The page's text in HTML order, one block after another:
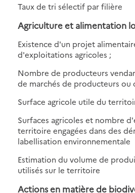
Taux de tri sélectif par filière
Agriculture et alimentation
Existence d'un projet
d'exploitations agricoles ;
Nombre de producteurs
de marchés de producteurs ou
Surface agricole utile du
Surfaces agricoles et nombre
territoire engagées dans des
labellisation environnementale
Estimation du volume de
utilisés sur le territoire
Actions en matière de